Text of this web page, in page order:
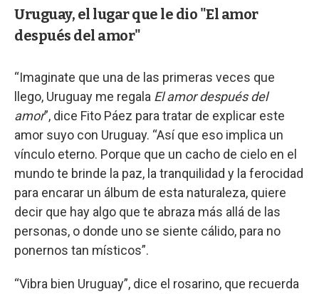
Uruguay, el lugar que le dio "El amor
después del amor"
“Imaginate que una de las primeras veces que
llego, Uruguay me regala El amor después del
amor”, dice Fito Páez para tratar de explicar este
amor suyo con Uruguay. “Así que eso implica un
vínculo eterno. Porque que un cacho de cielo en el
mundo te brinde la paz, la tranquilidad y la ferocidad
para encarar un álbum de esta naturaleza, quiere
decir que hay algo que te abraza más allá de las
personas, o donde uno se siente cálido, para no
ponernos tan místicos”.
“Vibra bien Uruguay”, dice el rosarino, que recuerda